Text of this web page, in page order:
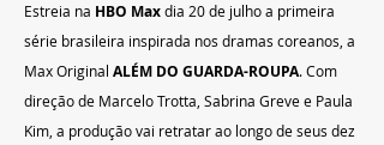
Estreia na HBO Max dia 20 de julho a primeira
série brasileira inspirada nos dramas coreanos, a
Max Original ALÉM DO GUARDA-ROUPA. Com
direção de Marcelo Trotta, Sabrina Greve e Paula
Kim, a produção vai retratar ao longo de seus dez